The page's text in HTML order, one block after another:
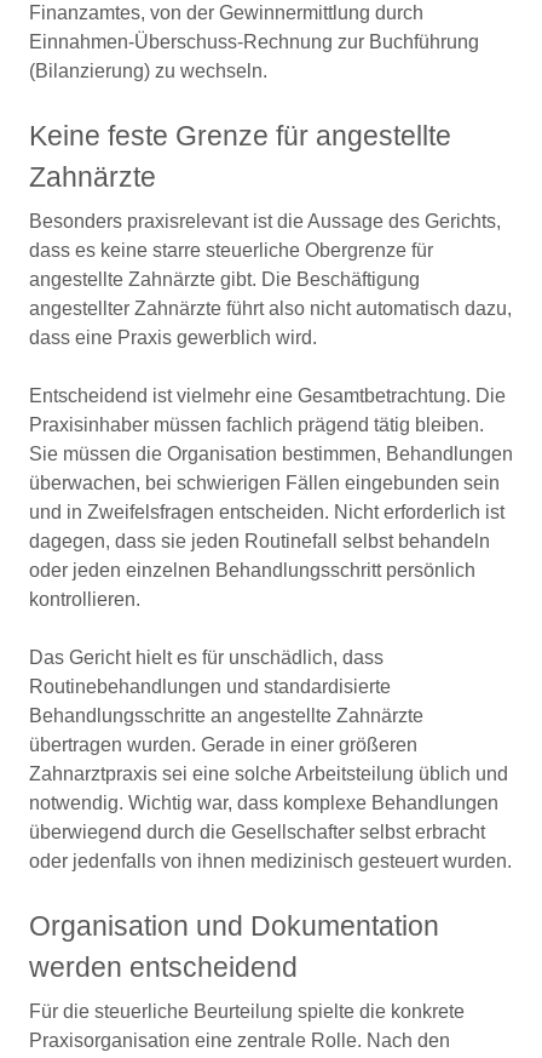
Finanzamtes, von der Gewinnermittlung durch
Einnahmen-Überschuss-Rechnung zur Buchführung
(Bilanzierung) zu wechseln.
Keine feste Grenze für angestellte
Zahnärzte
Besonders praxisrelevant ist die Aussage des Gerichts,
dass es keine starre steuerliche Obergrenze für
angestellte Zahnärzte gibt. Die Beschäftigung
angestellter Zahnärzte führt also nicht automatisch dazu,
dass eine Praxis gewerblich wird.
Entscheidend ist vielmehr eine Gesamtbetrachtung. Die
Praxisinhaber müssen fachlich prägend tätig bleiben.
Sie müssen die Organisation bestimmen, Behandlungen
überwachen, bei schwierigen Fällen eingebunden sein
und in Zweifelsfragen entscheiden. Nicht erforderlich ist
dagegen, dass sie jeden Routinefall selbst behandeln
oder jeden einzelnen Behandlungsschritt persönlich
kontrollieren.
Das Gericht hielt es für unschädlich, dass
Routinebehandlungen und standardisierte
Behandlungsschritte an angestellte Zahnärzte
übertragen wurden. Gerade in einer größeren
Zahnarztpraxis sei eine solche Arbeitsteilung üblich und
notwendig. Wichtig war, dass komplexe Behandlungen
überwiegend durch die Gesellschafter selbst erbracht
oder jedenfalls von ihnen medizinisch gesteuert wurden.
Organisation und Dokumentation
werden entscheidend
Für die steuerliche Beurteilung spielte die konkrete
Praxisorganisation eine zentrale Rolle. Nach den